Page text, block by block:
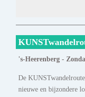
's-Heerenberg -
De
nieuwe en bijzondere